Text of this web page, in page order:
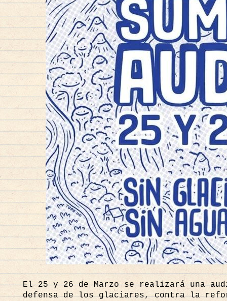
El 25 y 26 de Marzo se realizará una
defensa de los glaciares, contra la